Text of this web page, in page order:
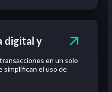
digital y
en un solo
simplifican el uso de